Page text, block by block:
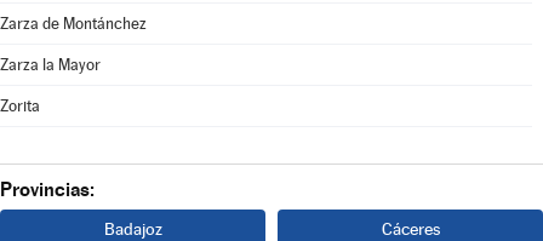
Zarza de Montánchez
Zarza la Mayor
Zorita
Provincias:
Badajoz Cáceres